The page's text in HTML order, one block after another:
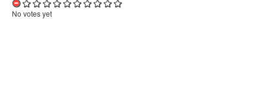
No votes yet